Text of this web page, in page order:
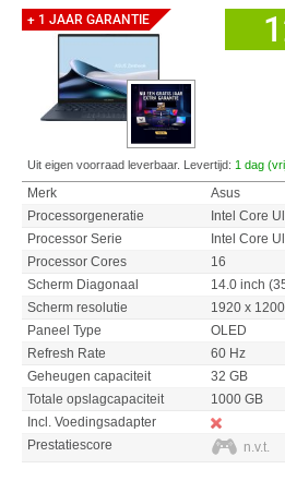
+ 1 JAAR GARANTIE
Uit eigen voorraad leverbaar. Levertijd: 1 dag
Merk
Asus
Processorgeneratie
Intel Core
Processor Serie
Intel Core
Processor Cores
16
Scherm Diagonaal
14.0 inch
Scherm resolutie
1920 x
Paneel Type
OLED
Refresh Rate
60 Hz
Geheugen capaciteit
32 GB
Totale opslagcapaciteit
1000 GB
Incl. Voedingsadapter
Prestatiescore
n.v.t.